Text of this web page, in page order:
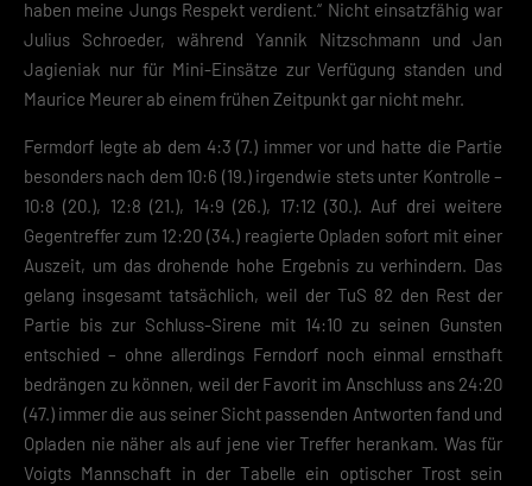
haben meine Jungs Respekt verdient.“ Nicht einsatzfähig war
Julius Schroeder, während Yannik Nitzschmann und Jan
Jagieniak nur für Mini-Einsätze zur Verfügung standen und
Maurice Meurer ab einem frühen Zeitpunkt gar nicht mehr.
Fermdorf legte ab dem 4:3 (7.) immer vor und hatte die Partie
besonders nach dem 10:6 (19.) irgendwie stets unter Kontrolle –
10:8 (20.), 12:8 (21.), 14:9 (26.), 17:12 (30.). Auf drei weitere
Gegentreffer zum 12:20 (34.) reagierte Opladen sofort mit einer
Auszeit, um das drohende hohe Ergebnis zu verhindern. Das
gelang insgesamt tatsächlich, weil der TuS 82 den Rest der
Partie bis zur Schluss-Sirene mit 14:10 zu seinen Gunsten
entschied – ohne allerdings Ferndorf noch einmal ernsthaft
bedrängen zu können, weil der Favorit im Anschluss ans 24:20
(47.) immer die aus seiner Sicht passenden Antworten fand und
Opladen nie näher als auf jene vier Treffer herankam. Was für
Voigts Mannschaft in der Tabelle ein optischer Trost sein